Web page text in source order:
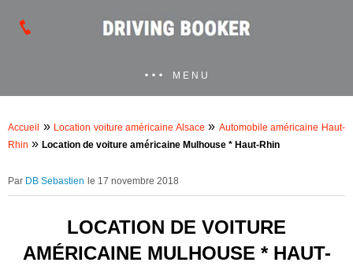
MENU
Accueil » Location voiture américaine Alsace » Automobile américaine Haut-
Rhin » Location de voiture américaine Mulhouse * Haut-Rhin
DB Sebastien le 17 novembre 2018
LOCATION DE VOITURE
AMÉRICAINE MULHOUSE * HAUT-